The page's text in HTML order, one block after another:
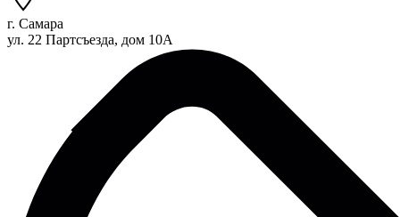
г. Самара
ул. 22 Партсъезда, дом 10А